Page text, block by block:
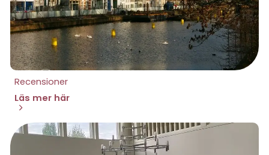
Recensioner
Läs mer här